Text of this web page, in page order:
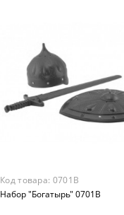
Пластик
Код товара: 0701B
Набор "Богатырь" 0701B